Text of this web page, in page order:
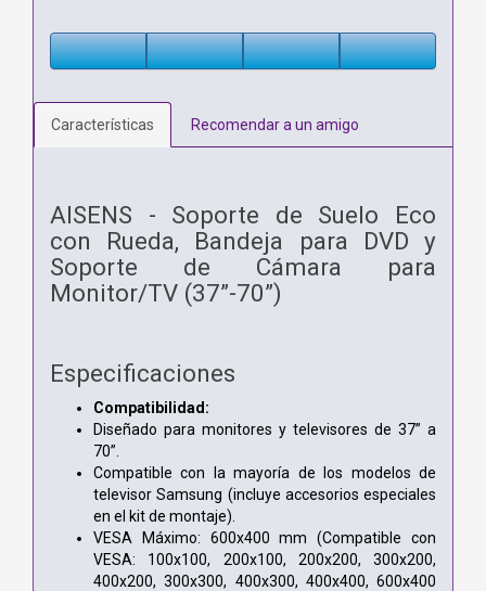
Características Recomendar a un amigo
AISENS - Soporte de Suelo Eco
con Rueda, Bandeja para DVD y
Soporte de Cámara para
Monitor/TV (37”-70”)
Especificaciones
Compatibilidad:
Diseñado para monitores y televisores de 37” a
70”.
Compatible con la mayoría de los modelos de
televisor Samsung (incluye accesorios especiales
en el kit de montaje).
VESA Máximo: 600x400 mm (Compatible con
VESA: 100x100, 200x100, 200x200, 300x200,
400x200, 300x300, 400x300, 400x400, 600x400